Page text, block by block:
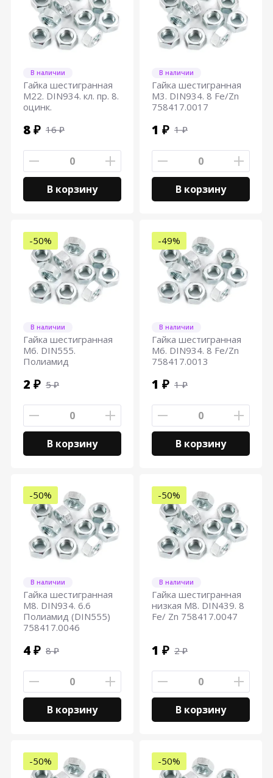
В наличии
Гайка шестигранная
М22. DIN934. кл. пр. 8.
оцинк.
8 ₽ 16 ₽
В корзину
В наличии
Гайка шестигранная
М3. DIN934. 8 Fe/Zn
758417.0017
1 ₽ 1 ₽
В корзину
-50%
В наличии
Гайка шестигранная
М6. DIN555.
Полиамид
2 ₽ 5 ₽
В корзину
-49%
В наличии
Гайка шестигранная
М6. DIN934. 8 Fe/Zn
758417.0013
1 ₽ 1 ₽
В корзину
-50%
В наличии
Гайка шестигранная
М8. DIN934. 6.6
Полиамид (DIN555)
758417.0046
4 ₽ 8 ₽
В корзину
-50%
В наличии
Гайка шестигранная
низкая М8. DIN439. 8
Fe/ Zn 758417.0047
1 ₽ 2 ₽
В корзину
-50% -50%